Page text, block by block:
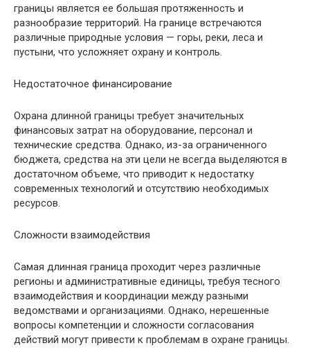
границы является ее большая протяженность и
разнообразие территорий. На границе встречаются
различные природные условия — горы, реки, леса и
пустыни, что усложняет охрану и контроль.
Недостаточное финансирование
Охрана длинной границы требует значительных
финансовых затрат на оборудование, персонал и
технические средства. Однако, из-за ограниченного
бюджета, средства на эти цели не всегда выделяются в
достаточном объеме, что приводит к недостатку
современных технологий и отсутствию необходимых
ресурсов.
Сложности взаимодействия
Самая длинная граница проходит через различные
регионы и административные единицы, требуя тесного
взаимодействия и координации между разными
ведомствами и организациями. Однако, нерешенные
вопросы компетенции и сложности согласования
действий могут привести к проблемам в охране границы.